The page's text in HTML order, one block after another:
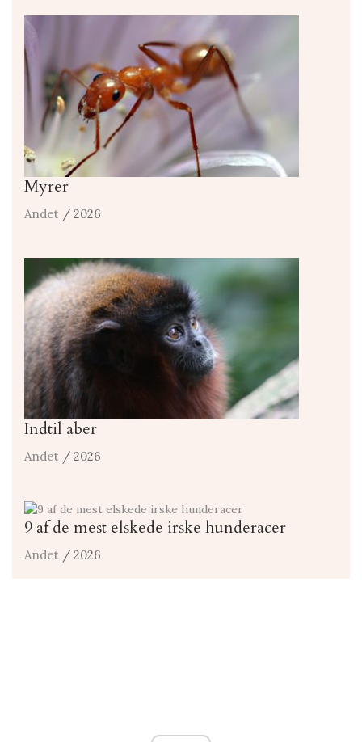
Myrer
Andet / 2026
Indtil aber
Andet / 2026
9 af de mest elskede irske hunderacer
Andet / 2026